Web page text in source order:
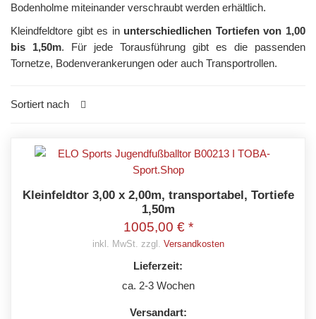
Bodenholme miteinander verschraubt werden erhältlich.
Kleindfeldtore gibt es in unterschiedlichen Tortiefen von 1,00
bis 1,50m. Für jede Torausführung gibt es die passenden
Tornetze, Bodenverankerungen oder auch Transportrollen.
Sortiert nach
Kleinfeldtor 3,00 x 2,00m, transportabel, Tortiefe
1,50m
1005,00 € *
inkl. MwSt. zzgl. Versandkosten
Lieferzeit:
ca. 2-3 Wochen
Versandart: